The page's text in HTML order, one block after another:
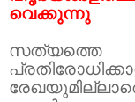
വെക്കുന്നു